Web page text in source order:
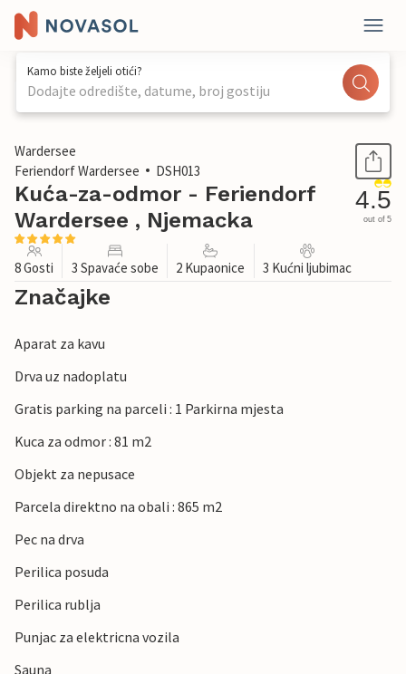
Kamo biste željeli otići?
Dodajte odredište, datume, broj gostiju
1 / 23
Wardersee
Feriendorf Wardersee
DSH013
Kuća-za-odmor - Feriendorf
Wardersee , Njemacka
4.5
out of 5
8 Gosti 3 Spavaće sobe 2 Kupaonice 3 Kućni ljubimac
Značajke
Aparat za kavu
Drva uz nadoplatu
Gratis parking na parceli : 1 Parkirna mjesta
Kuca za odmor : 81 m2
Objekt za nepusace
Parcela direktno na obali : 865 m2
Pec na drva
Perilica posuda
Perilica rublja
Punjac za elektricna vozila
Sauna